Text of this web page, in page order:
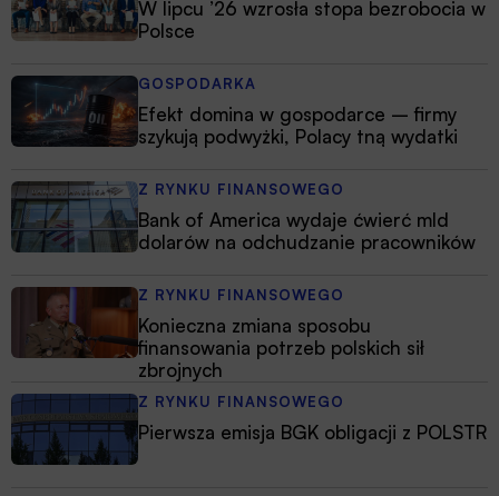
W lipcu ’26 wzrosła stopa bezrobocia w
Polsce
GOSPODARKA
Efekt domina w gospodarce – firmy
szykują podwyżki, Polacy tną wydatki
Z RYNKU FINANSOWEGO
Bank of America wydaje ćwierć mld
dolarów na odchudzanie pracowników
Z RYNKU FINANSOWEGO
Konieczna zmiana sposobu
finansowania potrzeb polskich sił
zbrojnych
Z RYNKU FINANSOWEGO
Pierwsza emisja BGK obligacji z POLSTR